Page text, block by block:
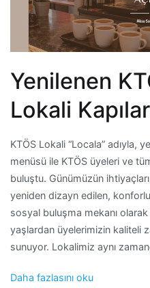
Yenilenen
Lokali
KTÖS Lokali “Locala” adıyla,
menüsü ile KTÖS üyeleri ve
buluştu. Günümüzün
yeniden dizayn edilen,
sosyal buluşma mekanı
yaşlardan üyelerimizin kaliteli
sunuyor. Lokalimiz aynı
Daha fazlasını oku